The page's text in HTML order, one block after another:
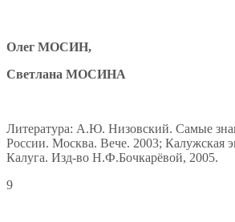
Олег МОСИН,
Светлана МОСИНА
Литература: А.Ю. Низовский. Самые
России. Москва. Вече. 2003; Калужская
Калуга. Изд-во Н.Ф.Бочкарёвой, 2005.
9